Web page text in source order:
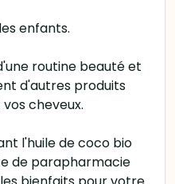
enfants.
routine beauté et
d'autres produits
cheveux.
l'huile de coco bio
de parapharmacie